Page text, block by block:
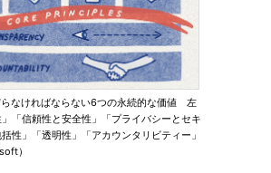
なければならない6つの永続的な価値 左
「信頼性と安全性」「プライバシーとセキ
性」「透明性」「アカウンタリビティー」
）